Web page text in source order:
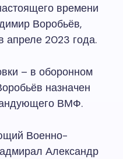
времени
Воробьёв,
апреле 2023 года.
– в оборонном
назначен
ВМФ.
Военно-
Александр